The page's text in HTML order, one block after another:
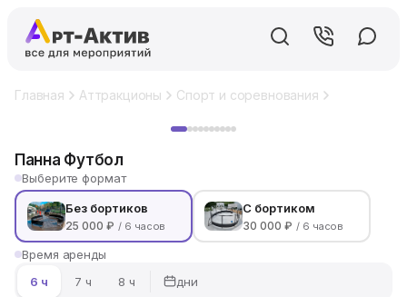
Главная Аттракционы Спорт и соревнования
Панна Футбол
Выберите формат
Без бортиков
25 000 ₽ / 6 часов
С бортиком
30 000 ₽ / 6 часов
Время аренды
6 ч
7 ч 8 ч
дни